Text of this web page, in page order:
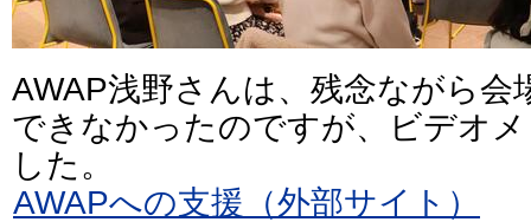
AWAP浅野さんは、残念ながら
できなかったのですが、ビデオ
した。
AWAPへの支援（外部サイト）